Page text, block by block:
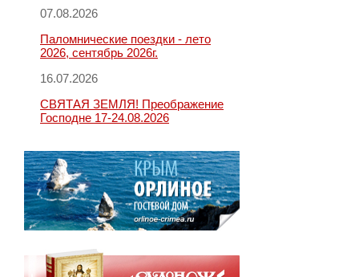
07.08.2026
Паломнические поездки - лето
2026, сентябрь 2026г.
16.07.2026
СВЯТАЯ ЗЕМЛЯ! Преображение
Господне 17-24.08.2026